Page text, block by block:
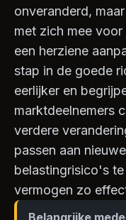
onveranderd,
met zich mee
een herziene
stap in de goede
eerlijker en
marktdeelnemers
verdere
passen aan
belastingrisico's
vermogen zo